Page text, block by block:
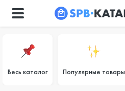
Весь каталог Популярные товары